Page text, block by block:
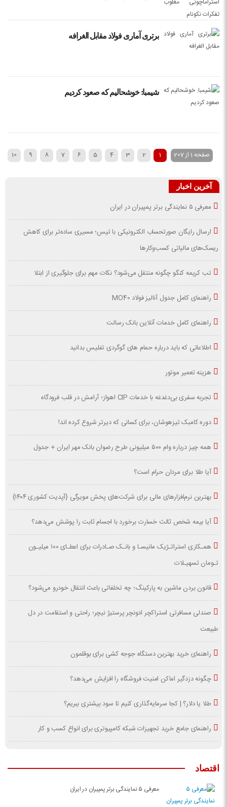
برتری آماری فولاد مقابل الغرافه
شیمبا: خوشحالیم که صعود کردیم
صفحه 1 از 207 1
2
3
4
5
6
7
8
9
10
آخرین اخبار
معرفی ۵ نمایندگی برتر پمپیران در ایران
ارسال رایگان صورتحساب الکترونیکی با تیس؛ مسیری ساده‌تر برای کاهش
ریسک‌های مالیاتی کسب‌وکارها
تب کریمه کنگو چگونه منتقل می‌شود؟ نکات مهم برای جلوگیری از ابتلا
راهنمای کامل جدول آنالیز فولاد MO40
راهنمای کامل خدمات آنلاین بانک رسالت
اطلاعاتی که باید درباره حمام های گوگردی تفلیس بدانید
هزینه تعمیر موتور
تجربه سفری بی‌دغدغه با خدمات CIP اهواز؛ آرامش در قلب فرودگاه
دوره کامبک تیزهوشان، برای کسانی که دیرتر شروع کرده اند!
همه چیز درباره وام ۵۰۰ میلیونی طرح رضوان بانک مهر ایران + جدول
آیا طلا برای مردان حرام است؟
بهترین نرم‌افزارهای مالی برای شرکت‌های پخش مویرگی {آپدیت کشوری ۱۴۰۴}
آیا بیمه شخص ثالث خسارت برخورد با اجسام ثابت را پوشش می‌دهد؟
همـکاری استراتـژیک مانیسـا و بانـک صـادرات برای اعطـای ۱۰۰ میلیـون
تـومان تسهیـلات
قانون بردن ماشین به پارکینگ؛ چه تخلفاتی باعث انتقال خودرو می‌شود؟
صندلی مسافرتی استراکچر ادونچر پرستیژ نیچر؛ راحتی و استقامت در دل
طبیعت
راهنمای خرید بهترین دستگاه جوجه کشی برای بوقلمون
چگونه دزدگیر اماکن امنیت فروشگاه را افزایش می‌دهد؟
طلا یا دلار؟ | کجا سرمایه‌گذاری کنیم تا سود بیشتری ببریم؟
راهنمای جامع خرید تجهیزات شبکه کامپیوتری برای انواع کسب و کار
اقتصاد
معرفی ۵ نمایندگی برتر پمپیران در ایران